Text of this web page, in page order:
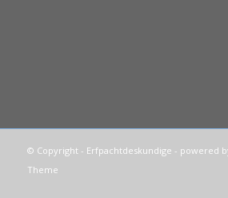
© Copyright - Erfpachtdeskundige - powered
Theme